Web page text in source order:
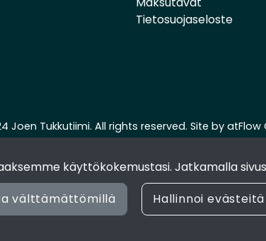
käyttökokemustasi. Jatkamalla
välttämättömillä Hallinnoi evästeitä
Tietosuojaseloste
Joen Tukkutiimi. All rights reserved. Site by atFlow